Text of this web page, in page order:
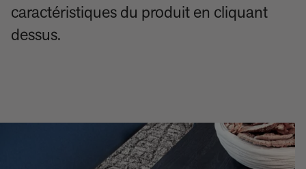
caractéristiques du produit en cliquant
dessus.